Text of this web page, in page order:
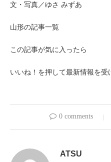
文・写真／ゆさ みずあ
山形の記事一覧
この記事が気に入ったら
いいね！を押して最新情報を受
0 comments
ATSU